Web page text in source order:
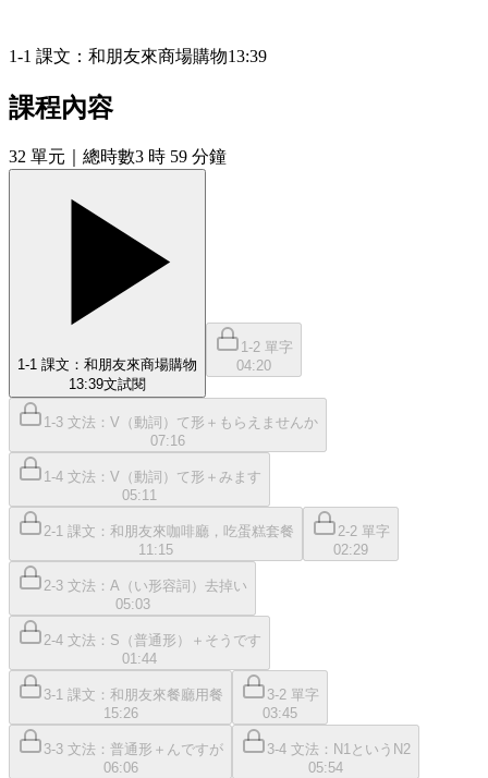
1-1 課文：和朋友來商場購物13:39
課程內容
32 單元 ｜總時數3 時 59 分鐘
1-1 課文：和朋友來商場購物
13:39文試閱
1-2 單字
04:20
1-3 文法：V（動詞）て形＋もらえませんか
07:16
1-4 文法：V（動詞）て形＋みます
05:11
2-1 課文：和朋友來咖啡廳，吃蛋糕套餐
11:15
2-2 單字
02:29
2-3 文法：A（い形容詞）去掉い
05:03
2-4 文法：S（普通形）＋そうです
01:44
3-1 課文：和朋友來餐廳用餐
15:26
3-2 單字
03:45
3-3 文法：普通形＋んですが
06:06
3-4 文法：N1というN2
05:54